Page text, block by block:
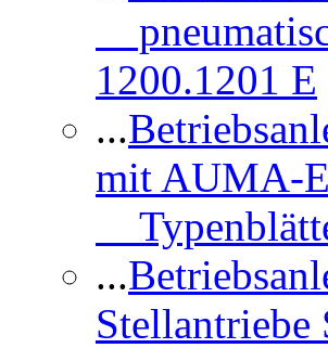
1200.1201 E
...
mit AUMA-
...